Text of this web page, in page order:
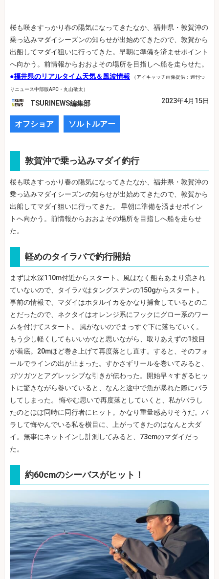
桜も咲きすっかり春の陽気になってきたなか、福井県・敦賀沖の
乗っ込みマダイシーズンの知らせが出始めてきたので、敦賀から
出船してマダイ狙いに行ってきた。早朝に準備を済ませポイント
へ向かう。前情報からおおよその場所を目指しへ船を走らせた。
●福井県のリアルタイム天気＆風波情報 （アイキャッチ画像提供：週刊つ
りニュース中部版APC・丸山敬太）
TSURINEWS編集部 2023年4月15日
オフショア ソルトルアー
敦賀沖で乗っ込みマダイ釣行
桜も咲きすっかり春の陽気になってきたなか、福井県・敦賀沖の
乗っ込みマダイシーズンの知らせが出始めてきたので、敦賀から
出船してマダイ狙いに行ってきた。 早朝に準備を済ませポイン
トへ向かう。前情報からおおよその場所を目指しへ船を走らせ
た。
軽めのタイラバで釣行開始
まずは水深110m付近からスタート。風はなく船もあまり流され
ていないので、タイラバはタングステンの150gからスタート。
事前の情報で、マダイはホタルイカをかなり捕食しているとのこ
とだったので、ネクタイはオレンジ系にフックにグロー系のワー
ムを付けてスタート。 風がないのでまっすぐ下に落ちていく。
もう少し軽くしてもいいかなと思いながら、取りあえずの1投目
が着底。20mほど巻き上げて再度落とし直す。すると、そのフォ
ールでラインの出が止まった。すかさずリールを巻いてみると、
ガツガツとアグレッシブな引きが伝わった。開始早々すぎるヒッ
トに驚きながら巻いていると、なんと途中で魚が暴れた際にバラ
してしまった。 悔やむ思いで再度落としていくと、私がバラし
たのとほぼ同時に同行者にヒット。かなり重量感ありそうだ。バ
ラして悔やんでいる私を横目に、上がってきたのはなんと大ダ
イ。無事にネットインし計測してみると、73cmのマダイだっ
た。
約60cmのシーバスがヒット！